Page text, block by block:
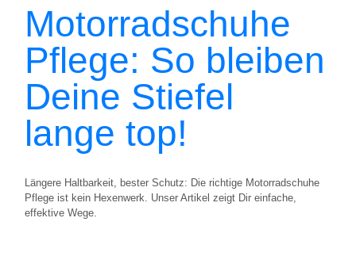
Motorradschuhe
Pflege: So bleiben
Deine Stiefel
lange top!
Längere Haltbarkeit, bester Schutz: Die richtige Motorradschuhe
Pflege ist kein Hexenwerk. Unser Artikel zeigt Dir einfache,
effektive Wege.